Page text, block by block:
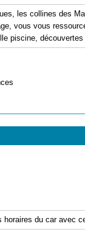
les collines des
vous vous
piscine,
horaires du car avec